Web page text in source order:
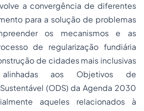
a convergência de diferentes
para a solução de problemas
os mecanismos e as
de regularização fundiária
de cidades mais inclusivas
aos Objetivos de
(ODS) da Agenda 2030
aqueles relacionados à